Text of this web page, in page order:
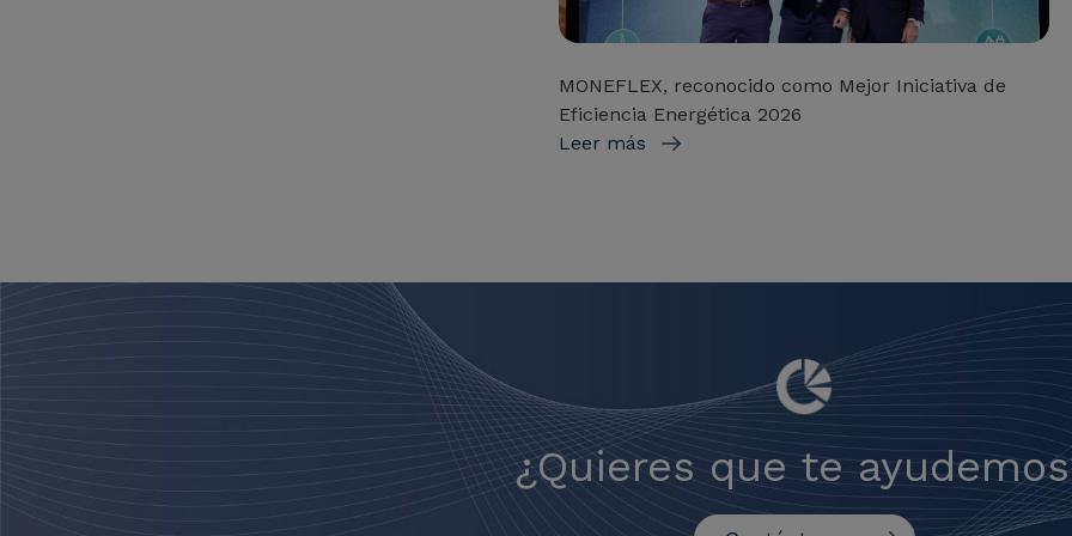
MONEFLEX, reconocido como Mejor Iniciativa de
Eficiencia Energética 2026
Leer más
¿Quieres que te